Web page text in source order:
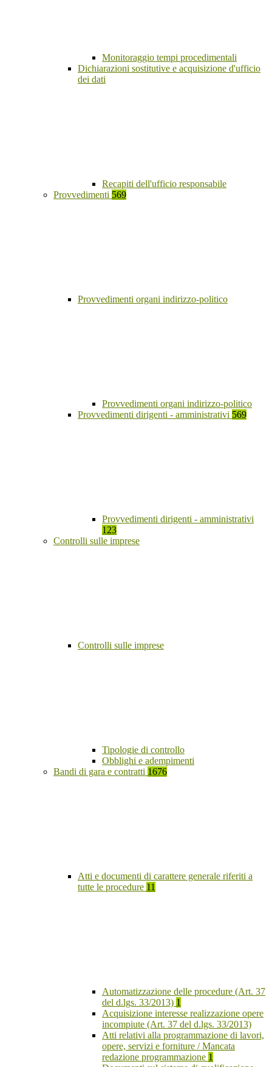
Monitoraggio tempi procedimentali
Dichiarazioni sostitutive e acquisizione d'ufficio
dei dati
Recapiti dell'ufficio responsabile
Provvedimenti 569
Provvedimenti organi indirizzo-politico
Provvedimenti organi indirizzo-politico
Provvedimenti dirigenti - amministrativi 569
Provvedimenti dirigenti - amministrativi
123
Controlli sulle imprese
Controlli sulle imprese
Tipologie di controllo
Obblighi e adempimenti
Bandi di gara e contratti 1676
Atti e documenti di carattere generale riferiti a
tutte le procedure 11
Automatizzazione delle procedure (Art. 37
del d.lgs. 33/2013) 1
Acquisizione interesse realizzazione opere
incompiute (Art. 37 del d.lgs. 33/2013)
Atti relativi alla programmazione di lavori,
opere, servizi e forniture / Mancata
redazione programmazione 1